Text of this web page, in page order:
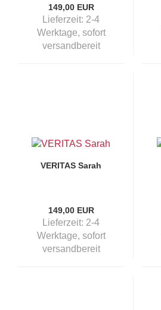
149,00 EUR
Lieferzeit: 2-4
Werktage, sofort
versandbereit
VERITAS Sarah
149,00 EUR
Lieferzeit: 2-4
Werktage, sofort
versandbereit